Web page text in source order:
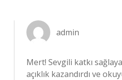
admin
Mert! Sevgili katkı
açıklık kazandırdı ve